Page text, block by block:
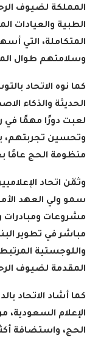
المملكة لضيوف
الطبية والعيادات
المتكاملة، التي
وسلامتهم طوال
كما نوه الاتحاد
الحديثة والذكاء
لعبت دورًا مهمًا في
وتحسين تجربتهم،
منظومة الحج عامًا
وثمّن اتحاد
سمو ولي العهد
مباشر في تطوير
واللوجستية
المقدمة لضيوف
كما أشاد الاتحاد
الإعلام